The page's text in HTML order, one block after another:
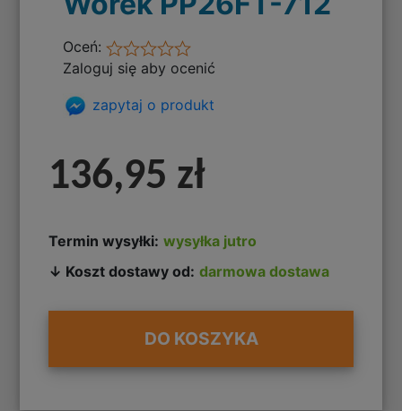
Oceń:
Zaloguj się aby ocenić
zapytaj o produkt
136,95 zł
Termin wysyłki: wysyłka jutro
↓ Koszt dostawy od: darmowa dostawa
DO KOSZYKA